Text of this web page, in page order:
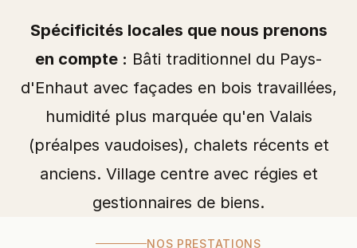
Spécificités locales que nous prenons
en compte : Bâti traditionnel du Pays-
d'Enhaut avec façades en bois travaillées,
humidité plus marquée qu'en Valais
(préalpes vaudoises), chalets récents et
anciens. Village centre avec régies et
gestionnaires de biens.
NOS PRESTATIONS